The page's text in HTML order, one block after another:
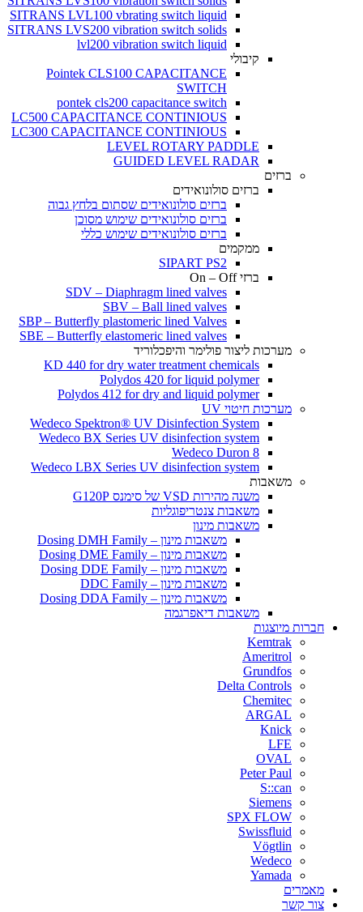
SITRANS LVL100 vbrating switch liquid
SITRANS LVS200 vibration switch solids
lvl200 vibration switch liquid
קיבולי
Pointek CLS100 CAPACITANCE
SWITCH
pontek cls200 capacitance switch
LC500 CAPACITANCE CONTINIOUS
LC300 CAPACITANCE CONTINIOUS
LEVEL ROTARY PADDLE
GUIDED LEVEL RADAR
ברזים
ברזים סולונואידים
ברזים סולונואידים שסתום בלחץ גבוה
ברזים סולונואידים שימוש מסוכן
ברזים סולונואידים שימוש כללי
ממקמים
SIPART PS2
ברזי On – Off
SDV – Diaphragm lined valves
SBV – Ball lined valves
SBP – Butterfly plastomeric lined Valves
SBE – Butterfly elastomeric lined valves
מערכות ליצור פולימר והיפכלוריד
KD 440 for dry water treatment chemicals
Polydos 420 for liquid polymer
Polydos 412 for dry and liquid polymer
מערכות חיטוי UV
Wedeco Spektron® UV Disinfection System
Wedeco BX Series UV disinfection system
Wedeco Duron 8
Wedeco LBX Series UV disinfection system
משאבות
משנה מהירות VSD של סימנס G120P
משאבות צנטריפוגליות
משאבות מינון
משאבות מינון – Dosing DMH Family
משאבות מינון – Dosing DME Family
משאבות מינון – Dosing DDE Family
משאבות מינון – DDC Family
משאבות מינון – Dosing DDA Family
משאבות דיאפרגמה
חברות מיוצגות
Kemtrak
Ameritrol
Grundfos
Delta Controls
Chemitec
ARGAL
Knick
LFE
OVAL
Peter Paul
S::can
Siemens
SPX FLOW
Swissfluid
Vögtlin
Wedeco
Yamada
מאמרים
צור קשר